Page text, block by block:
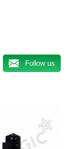
Follow us